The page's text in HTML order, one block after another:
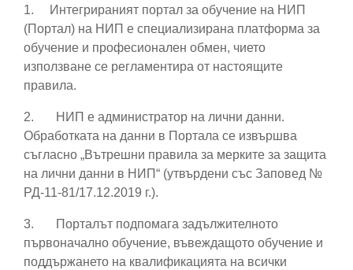
1. Интегрираният портал за обучение на НИП
(Портал) на НИП е специализирана платформа за
обучение и професионален обмен, чието
използване се регламентира от настоящите
правила.
2.
НИП е администратор на лични данни.
Обработката на данни в Портала се извършва
съгласно „Вътрешни правила за мерките за защита
на лични данни в НИП“ (утвърдени със Заповед №
РД-11-81/17.12.2019 г.).
3.
Порталът подпомага задължителното
първоначално обучение, въвеждащото обучение и
поддържането на квалификацията на всички